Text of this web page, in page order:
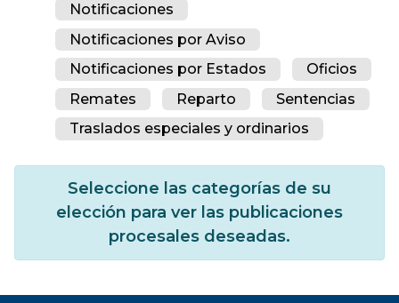
Notificaciones
Notificaciones por Aviso
Notificaciones por Estados
Oficios
Remates
Reparto
Sentencias
Traslados especiales y ordinarios
Seleccione las categorías de su
elección para ver las publicaciones
procesales deseadas.